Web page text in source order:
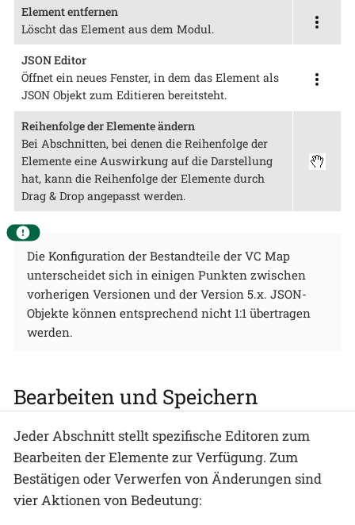
Element entfernen
Löscht das Element aus dem Modul.
JSON Editor
Öffnet ein neues Fenster, in dem das Element als
JSON Objekt zum Editieren bereitsteht.
Reihenfolge der Elemente ändern
Bei Abschnitten, bei denen die Reihenfolge der
Elemente eine Auswirkung auf die Darstellung
hat, kann die Reihenfolge der Elemente durch
Drag & Drop angepasst werden.
Die Konfiguration der Bestandteile der VC Map
unterscheidet sich in einigen Punkten zwischen
vorherigen Versionen und der Version 5.x. JSON-
Objekte können entsprechend nicht 1:1 übertragen
werden.
Bearbeiten und Speichern
Jeder Abschnitt stellt spezifische Editoren zum
Bearbeiten der Elemente zur Verfügung. Zum
Bestätigen oder Verwerfen von Änderungen sind
vier Aktionen von Bedeutung: